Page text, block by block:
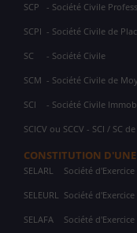
SCP - Société Civile
SCPI - Société Civile de
SC - Société Civile
SCM - Société Civile de
SCI - Société Civile
SCICV ou SCCV - SCI / SC
CONSTITUTION D'UNE
SELARL Société
SELEURL Société
SELAFA Société